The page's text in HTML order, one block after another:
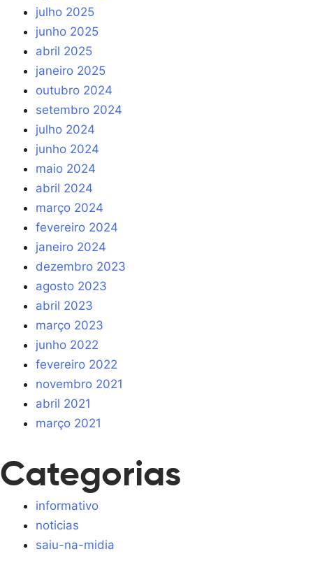
julho 2025
junho 2025
abril 2025
janeiro 2025
outubro 2024
setembro 2024
julho 2024
junho 2024
maio 2024
abril 2024
março 2024
fevereiro 2024
janeiro 2024
dezembro 2023
agosto 2023
abril 2023
março 2023
junho 2022
fevereiro 2022
novembro 2021
abril 2021
março 2021
Categorias
informativo
noticias
saiu-na-midia